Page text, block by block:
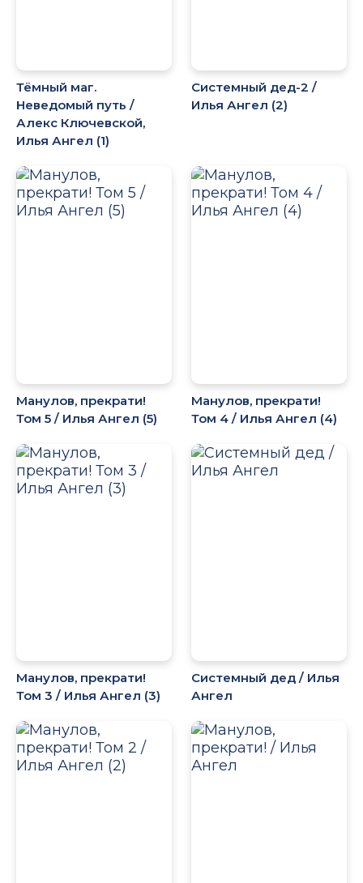
Тёмный маг.
Неведомый путь /
Алекс Ключевской,
Илья Ангел (1)
Системный дед-2 /
Илья Ангел (2)
Манулов, прекрати!
Том 5 / Илья Ангел (5)
Манулов, прекрати!
Том 4 / Илья Ангел (4)
Манулов, прекрати!
Том 3 / Илья Ангел (3)
Системный дед / Илья
Ангел